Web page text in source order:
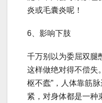
炎或毛囊炎呢！
6、影响下肢
千万别以为委屈双腿
这样做绝对得不偿失
枢不蠹”，人体靠筋
紧，对身体都是一种